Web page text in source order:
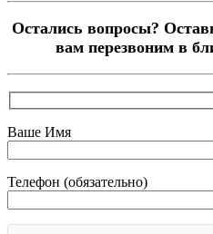
Остались вопросы?
вам перезвоним в
Ваше Имя
Телефон (обязательно)